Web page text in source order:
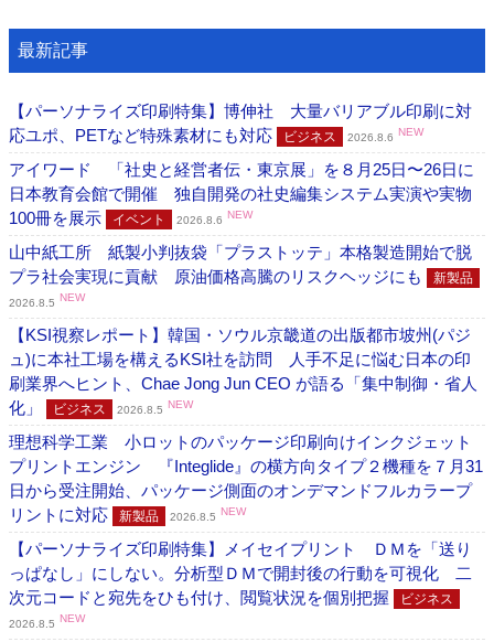
最新記事
【パーソナライズ印刷特集】博伸社 大量バリアブル印刷に対
応ユポ、PETなど特殊素材にも対応
ビジネス 2026.8.6 NEW
アイワード 「社史と経営者伝・東京展」を８月25日〜26日に
日本教育会館で開催 独自開発の社史編集システム実演や実物
100冊を展示
イベント 2026.8.6 NEW
山中紙工所 紙製小判抜袋「プラストッテ」本格製造開始で脱
プラ社会実現に貢献 原油価格高騰のリスクヘッジにも
新製品
2026.8.5 NEW
【KSI視察レポート】韓国・ソウル京畿道の出版都市坡州(パジ
ュ)に本社工場を構えるKSI社を訪問 人手不足に悩む日本の印
刷業界へヒント、Chae Jong Jun CEO が語る「集中制御・省人
化」
ビジネス 2026.8.5 NEW
理想科学工業 小ロットのパッケージ印刷向けインクジェット
プリントエンジン 『Integlide』の横方向タイプ２機種を７月31
日から受注開始、パッケージ側面のオンデマンドフルカラープ
リントに対応
新製品 2026.8.5 NEW
【パーソナライズ印刷特集】メイセイプリント ＤＭを「送り
っぱなし」にしない。分析型ＤＭで開封後の行動を可視化 二
次元コードと宛先をひも付け、閲覧状況を個別把握
ビジネス
2026.8.5 NEW